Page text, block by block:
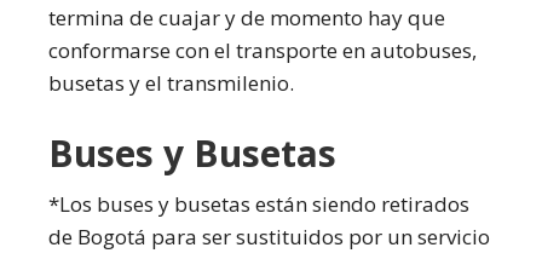
termina de cuajar y de momento hay que
conformarse con el transporte en autobuses,
busetas y el transmilenio.
Buses y Busetas
*Los buses y busetas están siendo retirados
de Bogotá para ser sustituidos por un servicio